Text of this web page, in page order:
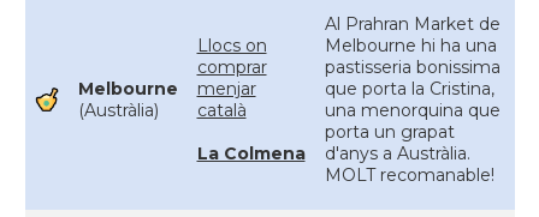
Melbourne
(Austràlia)
Llocs on
comprar
menjar
català
La Colmena
Al Prahran Market de
Melbourne hi ha una
pastisseria bonissima
que porta la Cristina,
una menorquina que
porta un grapat
d'anys a Austràlia.
MOLT recomanable!